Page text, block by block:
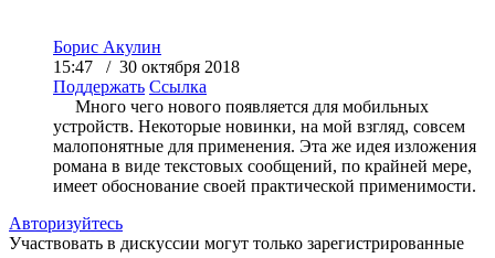
Борис Акулин
15:47 / 30 октября 2018
Поддержать Ссылка
Много чего нового появляется для мобильных
устройств. Некоторые новинки, на мой взгляд, совсем
малопонятные для применения. Эта же идея изложения
романа в виде текстовых сообщений, по крайней мере,
имеет обоснование своей практической применимости.
Авторизуйтесь
Участвовать в дискуссии могут только зарегистрированные